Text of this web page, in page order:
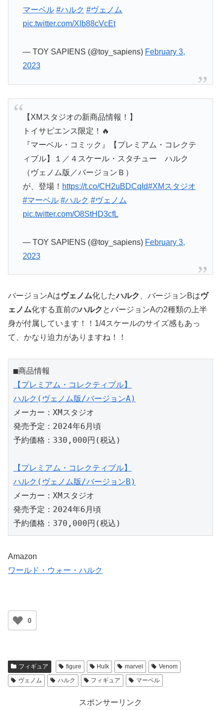
マーベル #ハルク #ヴェノム
pic.twitter.com/Xlb88cVcEt
— TOY SAPIENS (@toy_sapiens) February 3,
2023
【XMスタジオの新商品情報！】
トイサピエンス限定！🔥
『マーベル・コミック』【プレミアム・コレクテ
ィブル】１／４スケール・スタチュー ハルク
（ヴェノム版／バージョンＢ）
が、登場！ https://t.co/CH2uBDCqId#XMスタジオ
#マーベル #ハルク #ヴェノム
pic.twitter.com/O8StHD3cfL
— TOY SAPIENS (@toy_sapiens) February 3,
2023
バージョンAはヴェノム化したハルク 、バージョンBはヴ
ェノム化する直前のハルク とバージョンAの2種類の上半
身が付属しています！！1/4スケールのサイズ感もあっ
て、かなり迫力がありますね！！
【プレミアム・コレクティブル】
ハルク(ヴェノム版/バージョンA)
メーカー：XMスタジオ
発売予定：2024年6月頃
予約価格：330,000円(税込)
【プレミアム・コレクティブル】
ハルク(ヴェノム版/バージョンB)
メーカー：XMスタジオ
発売予定：2024年6月頃
予約価格：370,000円(税込)
Amazon
ワールド・ウォー・ハルク
0
フィギュア figure Hulk marvel
Venom
ヴェノム
ハルク フィギュア マーベル
スポンサーリンク